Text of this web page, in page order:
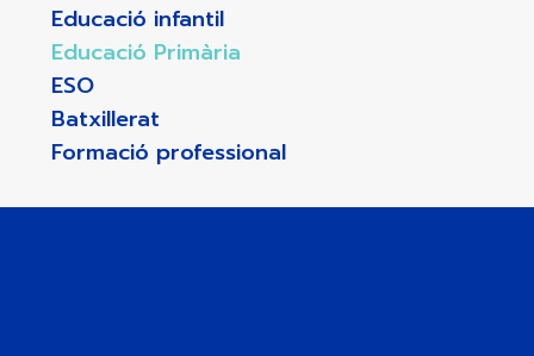
Educació infantil
Educació Primària
ESO
Batxillerat
Formació professional